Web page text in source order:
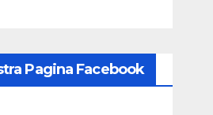
Pagina Facebook